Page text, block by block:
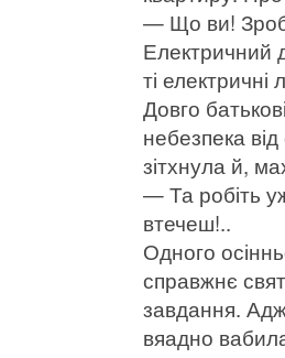
— Що ви!
Електричний
ті
Довго
небезпека
зітхнула й,
— Та робіть
втечеш!..
Одного
справжнє
завдання.
вяадно